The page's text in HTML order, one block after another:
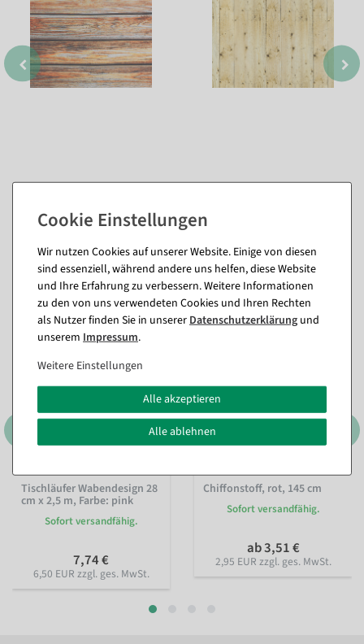
Passende Artikel zu diesem Produkt
(8)
Tischläufer Wabendesign 28
cm x 2,5 m, Farbe: pink
Sofort versandfähig.
7,74 €
6,50 EUR zzgl. ges. MwSt.
Chiffonstoff, rot, 145 cm
Sofort versandfähig.
ab 3,51 €
2,95 EUR zzgl. ges. MwSt.
Wir nutzen Cookies auf unserer Website. Einige von diesen
sind essenziell, während andere uns helfen, diese Website
und Ihre Erfahrung zu verbessern. Weitere Informationen
zu den von uns verwendeten Cookies und Ihren Rechten
als Nutzer finden Sie in unsererDaten­schutz­erklärung und
unserem Impressum.
Weitere Einstellungen
Alle akzeptieren
Alle ablehnen